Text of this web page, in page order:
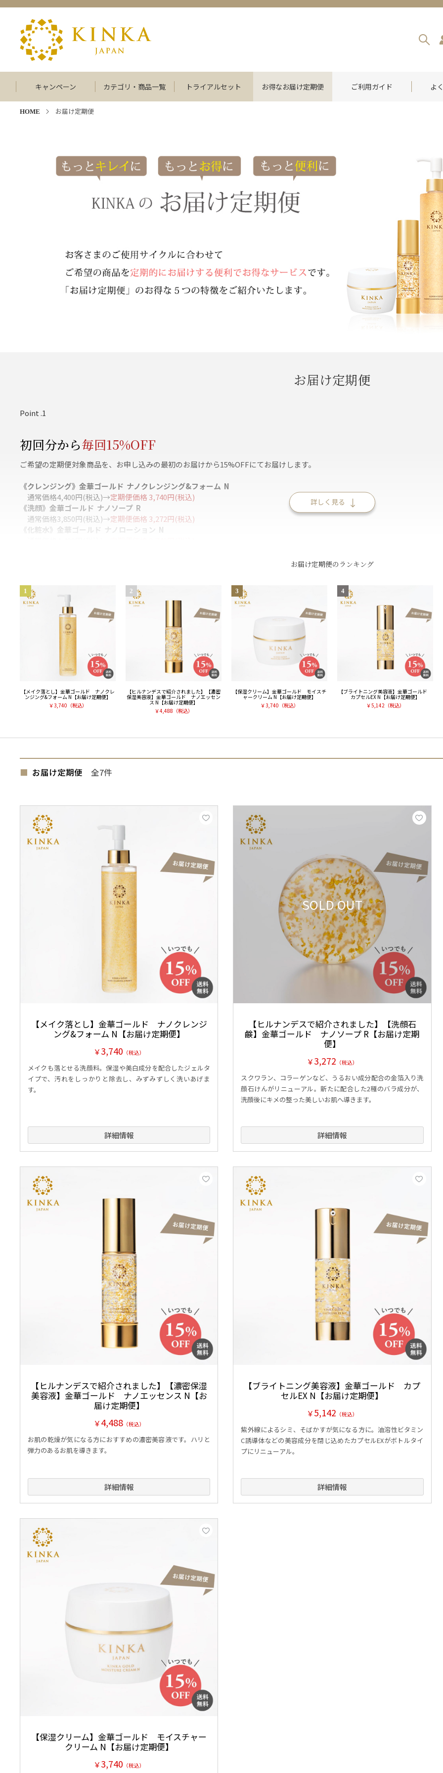
キャンペーン カテゴリ・商品一覧 トライアルセット お得なお届け定期便 ご利用ガイド よ
HOME お届け定期便
お届け定期便
Point .1
初回分から毎回15%OFF
ご希望の定期便対象商品を、お申し込みの最初のお届けから15%OFFにてお届けします。
《クレンジング》金華ゴールド ナノクレンジング&フォーム N
通常価格4,400円(税込)→定期便価格 3,740円(税込)
《洗顔》金華ゴールド ナノソープ R
通常価格3,850円(税込)→定期便価格 3,272円(税込)
《化粧水》金華ゴールド ナノローション N
通常価格5,280円(税込)→
定期便価格 4,488円(税込)
《保湿クリーム》金華ゴールド モイスチャークリーム N
通常価格4,400円(税込)→
定期便価格 3,740円(税込)
《角質ケア》金華ゴールド ピーリングジェル N
通常価格3,850円(税込)→
定期便価格 3,272円(税込)
《美容液》金華ゴールド カプセルEX N
通常価格6,050円(税込)→
定期便価格 5,142円(税込)
Point .2
全国どこでも1点から送料無料でお届けします。
プチプレゼント
お届け月には毎回プチプレゼントが付いてきます。なにが届くかはお楽しみに!
※個数に関わらず、お届け月におひとつとなります。
※画像はプレゼントの1例です。同じ商品が届くとは限りません。
詳しく見る
お届け定期便のランキング
【メイク落とし】金華ゴールド ナノクレ
ンジング&フォーム N【お届け定期便】
￥3,740 （税込）
【ヒルナンデスで紹介されました】【濃密
保湿美容液】金華ゴールド ナノエッセン
ス N【お届け定期便】
￥4,488 （税込）
【保湿クリーム】金華ゴールド モイスチ
ャークリーム N【お届け定期便】
￥3,740 （税込）
【ブライトニング美容液】金華ゴールド
カプセルEX N【お届け定期便】
￥5,142（税込）
お届け定期便 全7件
【メイク落とし】金華ゴールド ナノクレンジ
ング&フォーム N【お届け定期便】
￥3,740 （税込）
メイクも落とせる洗顔料。保湿や美白成分を配合したジェルタ
イプで、汚れをしっかりと除去し、みずみずしく洗いあげま
す。
詳細情報
SOLD OUT
【ヒルナンデスで紹介されました】【洗顔石
鹸】金華ゴールド ナノソープ R【お届け定期
便】
￥3,272 （税込）
スクワラン、コラーゲンなど、うるおい成分配合の金箔入り洗
顔石けんがリニューアル。新たに配合した2種のバラ成分が、
洗顔後にキメの整った美しいお肌へ導きます。
詳細情報
【ヒルナンデスで紹介されました】【濃密保湿
美容液】金華ゴールド ナノエッセンス N【お
届け定期便】
￥4,488（税込）
お肌の乾燥が気になる方におすすめの濃密美容液です。ハリと
弾力のあるお肌を導きます。
詳細情報
【ブライトニング美容液】金華ゴールド カプ
セルEX N【お届け定期便】
￥5,142 （税込）
紫外線によるシミ、そばかすが気になる方に。油溶性ビタミン
C誘導体などの美容成分を閉じ込めたカプセルEXがボトルタイ
プにリニューアル。
詳細情報
【保湿クリーム】金華ゴールド モイスチャー
クリーム N【お届け定期便】
￥3,740 （税込）